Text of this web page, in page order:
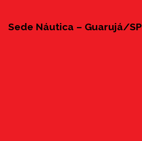
Sede Náutica – Guarujá/SP